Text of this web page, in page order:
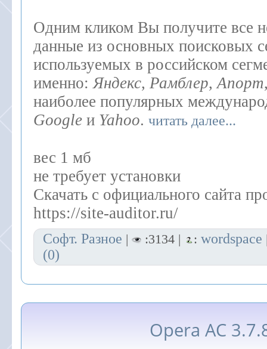
Одним кликом Вы получите все
данные из основных поисковых
используемых в российском
именно:Яндекс, Рамблер,Апорт
наиболее популярных
Google и Yahoo. читать далее...
вес 1 мб
не требует установки
Скачать с официального сайта
https://site-auditor.ru/
Софт. Разное | :3134 | : wordspace
(0)
Opera AC